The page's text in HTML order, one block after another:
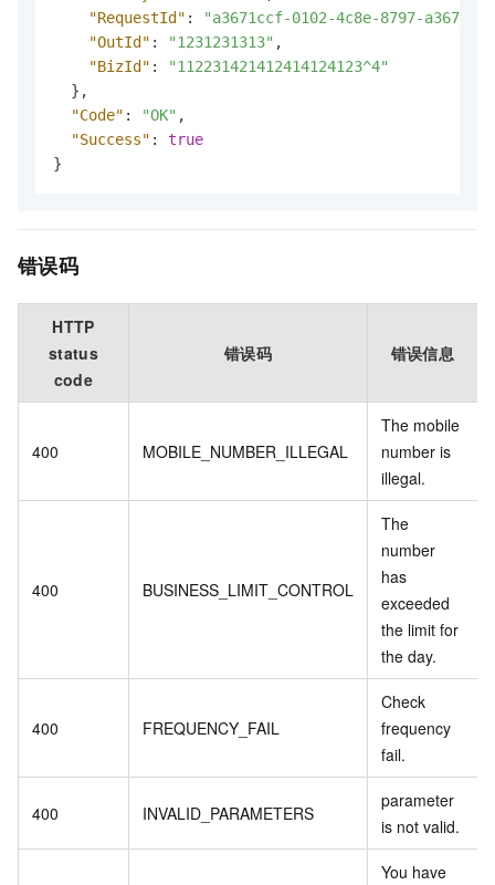
"RequestId" :
"a3671ccf-0102-4c8e-8797-
"OutId" : "1231231313" ,
"BizId" :
"112231421412414124123^4"
} ,
"Code" : "OK" ,
"Success" :
true
}
错误码
HTTP
status
code
错误码 错误信息
400 MOBILE_NUMBER_ILLEGAL
The mobile
number is
illegal.
400 BUSINESS_LIMIT_CONTROL
The
number
has
exceeded
the limit for
the day.
400 FREQUENCY_FAIL
Check
frequency
fail.
400 INVALID_PARAMETERS
parameter
is not valid.
You have